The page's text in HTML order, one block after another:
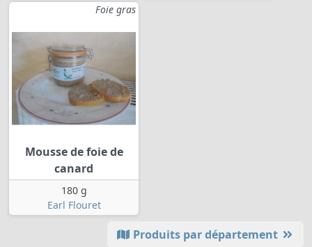
Foie gras
Mousse de foie de
canard
180 g
Earl Flouret
Produits par département